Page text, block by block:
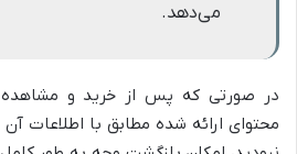
می‌دهد.
در صورتی که پس از خرید و
محتوای ارائه شده مطابق با اطلاعات